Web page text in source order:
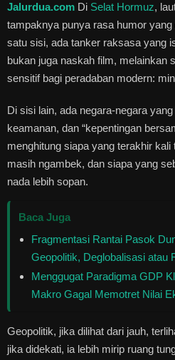
Jalurdua.com Di Selat Hormuz,
tampaknya punya rasa humor
satu sisi, ada tanker raksasa yang
bukan juga naskah film, melainkan
sensitif bagi peradaban modern:
Di sisi lain, ada negara-negara
keamanan, dan “kepentingan
menghitung siapa yang terakhir
masih ngambek, dan siapa yang
nada lebih sopan.
Baca Juga
Fragmentasi Rantai Pasok
Geopolitik, Deglobalisasi atau
Menggugat Paradigma GDP
Makro Gagal Memotret Nilai
Geopolitik, jika dilihat dari jauh,
jika didekati, ia lebih mirip ruang